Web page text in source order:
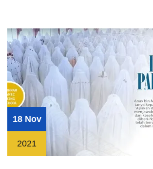
18 Nov
2021